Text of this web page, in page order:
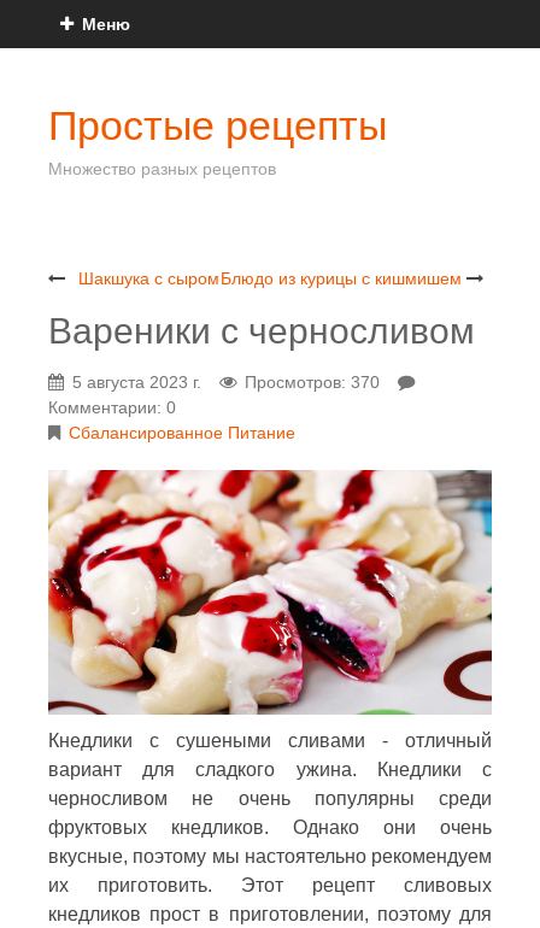
Меню
Простые рецепты
Множество разных рецептов
Шакшука с сыромБлюдо из курицы с кишмишем
Вареники с черносливом
5 августа 2023 г.
Просмотров: 370
Комментарии: 0
Сбалансированное Питание
Кнедлики с сушеными сливами - отличный
вариант для сладкого ужина. Кнедлики с
черносливом не очень популярны среди
фруктовых кнедликов. Однако они очень
вкусные, поэтому мы настоятельно рекомендуем
их приготовить. Этот рецепт сливовых
кнедликов прост в приготовлении, поэтому для